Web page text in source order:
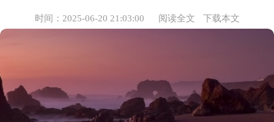
时间：2025-06-20 21:03:00 阅读全文 下载本文